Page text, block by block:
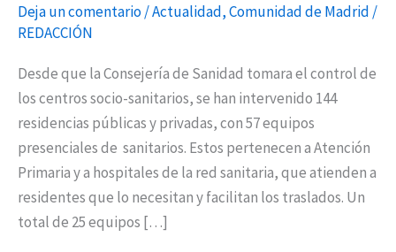
Deja un comentario/Actualidad,Comunidad de Madrid /
REDACCIÓN
Desde que la Consejería de Sanidad tomara el control de
los centros socio-sanitarios, se han intervenido 144
residencias públicas y privadas, con 57 equipos
presenciales de sanitarios. Estos pertenecen a Atención
Primaria y a hospitales de la red sanitaria, que atienden a
residentes que lo necesitan y facilitan los traslados. Un
total de 25 equipos […]